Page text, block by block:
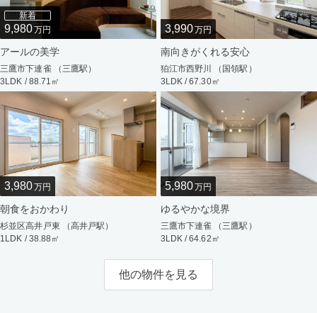
新着
9,980万円
アールの美学
三鷹市下連雀 （三鷹駅）
3LDK / 88.71㎡
3,990万円
南向きがくれる安心
狛江市西野川 （国領駅）
3LDK / 67.30㎡
3,980万円
朝食をおかわり
杉並区高井戸東 （高井戸駅）
1LDK / 38.88㎡
5,980万円
ゆるやかな境界
三鷹市下連雀 （三鷹駅）
3LDK / 64.62㎡
他の物件を見る